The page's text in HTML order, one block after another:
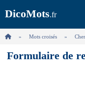
DicoMots.fr
Mots croisés
Formulaire de